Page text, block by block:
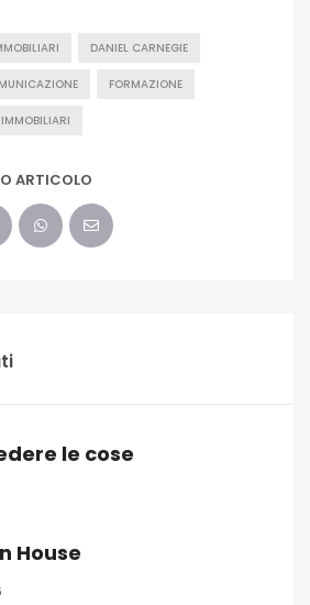
DANIEL CARNEGIE
FORMAZIONE
ARTICOLO
le cose
House